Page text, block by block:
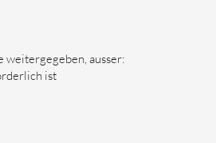
weitergegeben, ausser:
ist